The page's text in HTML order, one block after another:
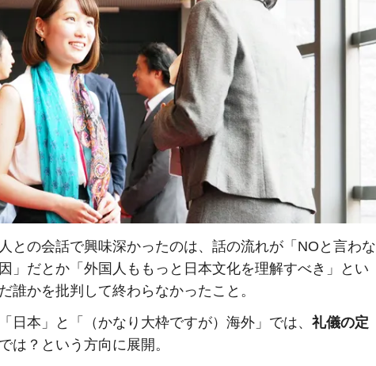
との会話で興味深かったのは、話の流れが「NOと言わな
」だとか「外国人ももっと日本文化を理解すべき」とい
誰かを批判して終わらなかったこと。
日本」と「（かなり大枠ですが）海外」では、 礼儀の定
は？という方向に展開。